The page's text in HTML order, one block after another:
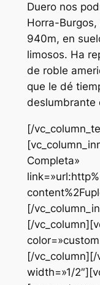
Duero nos
Horra-
940m, en
limosos. Ha
de roble
que le dé
deslumbrante
[/
Completa»
[/
[/
[/
width=»1/